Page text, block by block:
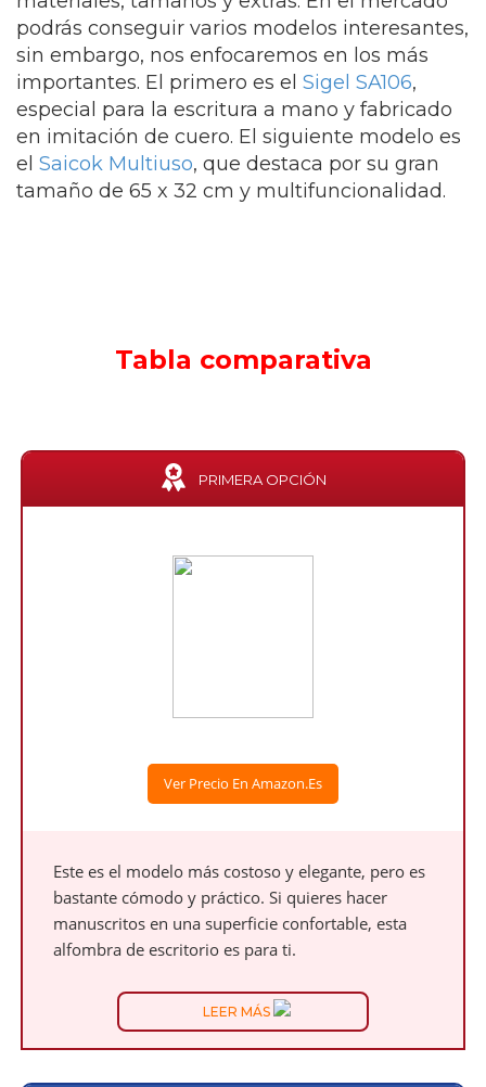
podrás conseguir varios modelos interesantes,
sin embargo, nos enfocaremos en los más
importantes. El primero es el Sigel SA106,
especial para la escritura a mano y fabricado
en imitación de cuero. El siguiente modelo es
el Saicok Multiuso, que destaca por su gran
tamaño de 65 x 32 cm y multifuncionalidad.
Tabla comparativa
PRIMERA OPCIÓN
Ver Precio En Amazon.es
Este es el modelo más costoso y elegante, pero es
bastante cómodo y práctico. Si quieres hacer
manuscritos en una superficie confortable, esta
alfombra de escritorio es para ti.
LEER MÁS